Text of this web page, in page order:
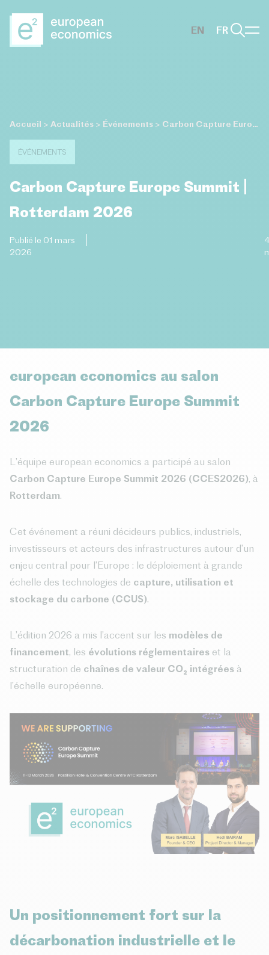
EN
FR
Accueil > Actualités > Événements > Carbon Capture Europe Summit | Rotterdam 2026
ÉVÉNEMENTS
Carbon Capture Europe Summit |
Rotterdam 2026
Publié le 01 mars
2026
european economics au salon
Carbon Capture Europe Summit
2026
L’équipe european economics a participé au salon
Carbon Capture Europe Summit 2026 (CCES2026), à
Rotterdam.
Cet événement a réuni décideurs publics, industriels,
investisseurs et acteurs des infrastructures autour d’un
enjeu central pour l’Europe : le déploiement à grande
échelle des technologies de capture, utilisation et
stockage du carbone (CCUS).
L’édition 2026 a mis l’accent sur les modèles de
financement, les évolutions réglementaires et la
structuration de chaînes de valeur CO₂ intégrées à
l’échelle européenne.
Un positionnement fort sur la
décarbonation industrielle et le